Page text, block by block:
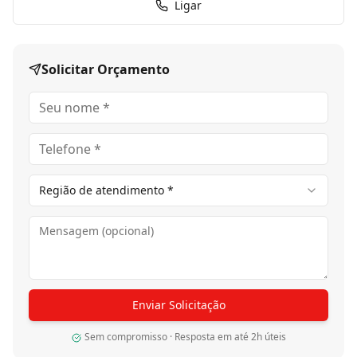
criando interiores elegantes e arquitetonicamente
valorizados.
oferece excelente conforto térmico e sensação
Tecnologia e acabamento premium
O Piso Pronto de Madeira Maciça Sucupira possui
encaixe macho e fêmea nas quatro laterais (TG4),
proporcionando melhor alinhamento, estabilidade e
acabamento refinado durante a instalação.
Seu acabamento industrializado premium conta com 9
camadas de proteção, sendo 7 camadas de verniz de
alta resistência e 2 camadas de óxido de alumínio,
ao desgaste e maior preservação da beleza natural da
madeira.
O sistema pronto para instalação proporciona
praticidade, acabamento uniforme e excelente
Ligar
Solicitar Orçamento
Região de atendimento *
Enviar Solicitação
Sem compromisso · Resposta em até 2h úteis